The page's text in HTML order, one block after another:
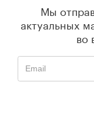
Мы
актуальных
во